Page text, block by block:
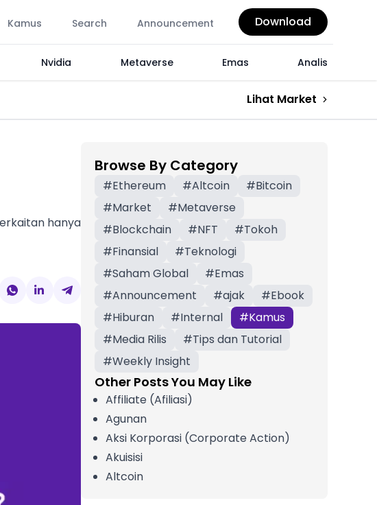
Kamus Search Announcement Download
Nvidia Metaverse Emas Analis
Lihat Market
hanya
Browse By Category
#Ethereum #Altcoin #Bitcoin
#Market #Metaverse
#Blockchain #NFT #Tokoh
#Finansial #Teknologi
#Saham Global #Emas
#Announcement #ajak #Ebook
#Hiburan #Internal #Kamus
#Media Rilis #Tips dan Tutorial
#Weekly Insight
Other Posts You May Like
Affiliate (Afiliasi)
Agunan
Aksi Korporasi (Corporate Action)
Akuisisi
Altcoin